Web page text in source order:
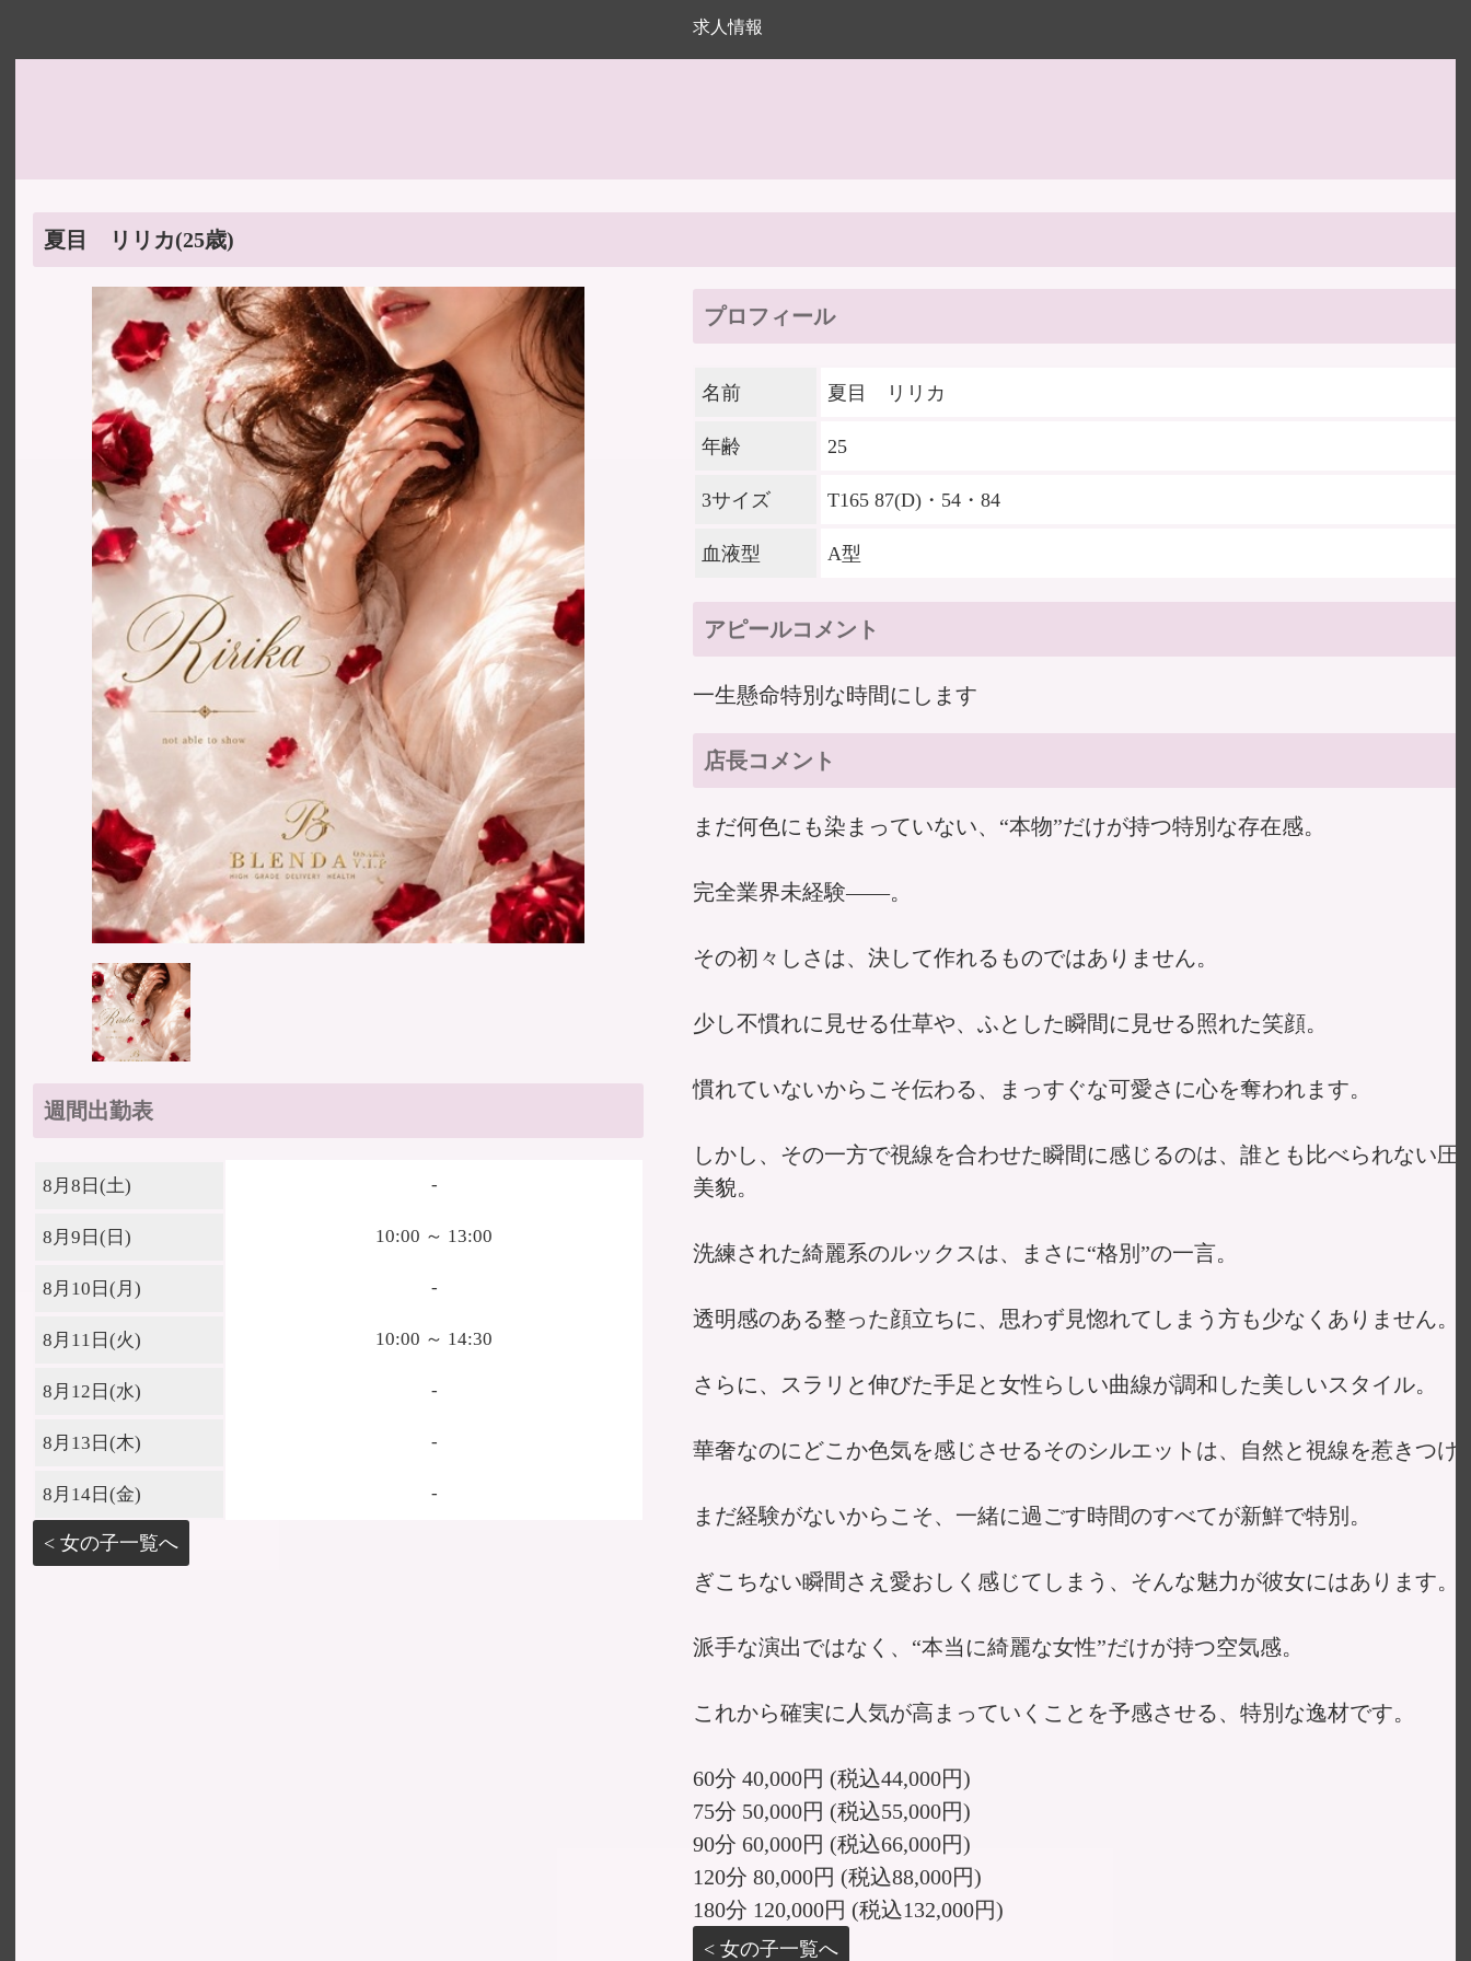
求人情報
夏目 リリカ(25歳)
週間出勤表
8月8日(土) -
8月9日( 日 ) 10:00 ～ 13:00
8月10日( 月 ) -
8月11日(火) 10:00 ～ 14:30
8月12日(水) -
8月13日(木) -
8月14日(金) -
< 女の子一覧へ
プロフィール
名前 夏目 リリカ
年齢 25
3サイズ T165 87(D)・54・84
血液型 A型
アピールコメント
一生懸命特別な時間にします
店長コメント
まだ何色にも染まっていない、“本物”だけが持つ特別な存在感。
完全業界未経験――。
その初々しさは、決して作れるものではありません。
少し不慣れに見せる仕草や、ふとした瞬間に見せる照れた笑顔。
慣れていないからこそ伝わる、まっすぐな可愛さに心を奪われます。
しかし、その一方で視線を合わせた瞬間に感じるのは、誰とも比べられない圧
美貌。
洗練された綺麗系のルックスは、まさに“格別”の一言。
透明感のある整った顔立ちに、思わず見惚れてしまう方も少なくありません。
さらに、スラリと伸びた手足と女性らしい曲線が調和した美しいスタイル。
華奢なのにどこか色気を感じさせるそのシルエットは、自然と視線を惹きつけ
まだ経験がないからこそ、一緒に過ごす時間のすべてが新鮮で特別。
ぎこちない瞬間さえ愛おしく感じてしまう、そんな魅力が彼女にはあります。
派手な演出ではなく、“本当に綺麗な女性”だけが持つ空気感。
これから確実に人気が高まっていくことを予感させる、特別な逸材です。
60分 40,000円 (税込44,000円)
75分 50,000円 (税込55,000円)
90分 60,000円 (税込66,000円)
120分 80,000円 (税込88,000円)
180分 120,000円 (税込132,000円)
< 女の子一覧へ